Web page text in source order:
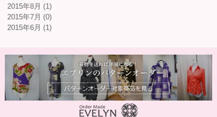
2015年8月 (1)
2015年7月 (0)
2015年6月 (1)